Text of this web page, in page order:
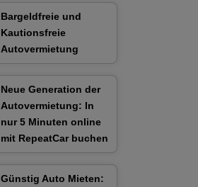
Bargeldfreie und
Kautionsfreie
Autovermietung
Neue Generation der
Autovermietung: In
nur 5 Minuten online
mit RepeatCar buchen
Günstig Auto Mieten: